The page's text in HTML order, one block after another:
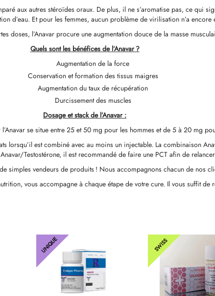
aux autres stéroïdes oraux. De plus, il ne s’aromatise pas, ce qui
d’eau. Et pour les femmes, aucun problème de virilisation n’a encore
doses, l’Anavar procure une augmentation douce de la masse
Quels sont les bénéfices de l’Anavar ?
Augmentation de la force
Conservation et formation des tissus maigres
Augmentation du taux de récupération
Durcissement des muscles
Dosage et stack de l’Anavar :
se situe entre 25 et 50 mg pour les hommes et de 5 à 20 mg
lorsqu’il est combiné avec au moins un injectable. La combinaison
Testostérone, il est recommandé de faire une PCT afin de
simples vendeurs de produits ! Nous accompagnons chacun de nos
vous accompagne à chaque étape de votre cure. Il vous suffit
UNIQUE SWISS